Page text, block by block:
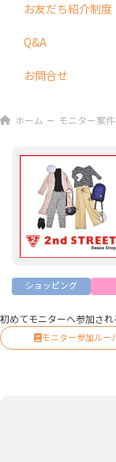
お友だち紹介制度
Q&A
お問合せ
ホーム モニター案
ショッピング
初めてモニターへ参加され
モニター参加ルー